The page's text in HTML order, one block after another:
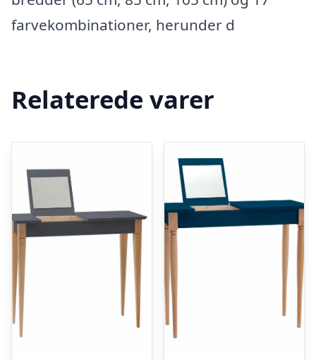
farvekombinationer, herunder d
Relaterede varer